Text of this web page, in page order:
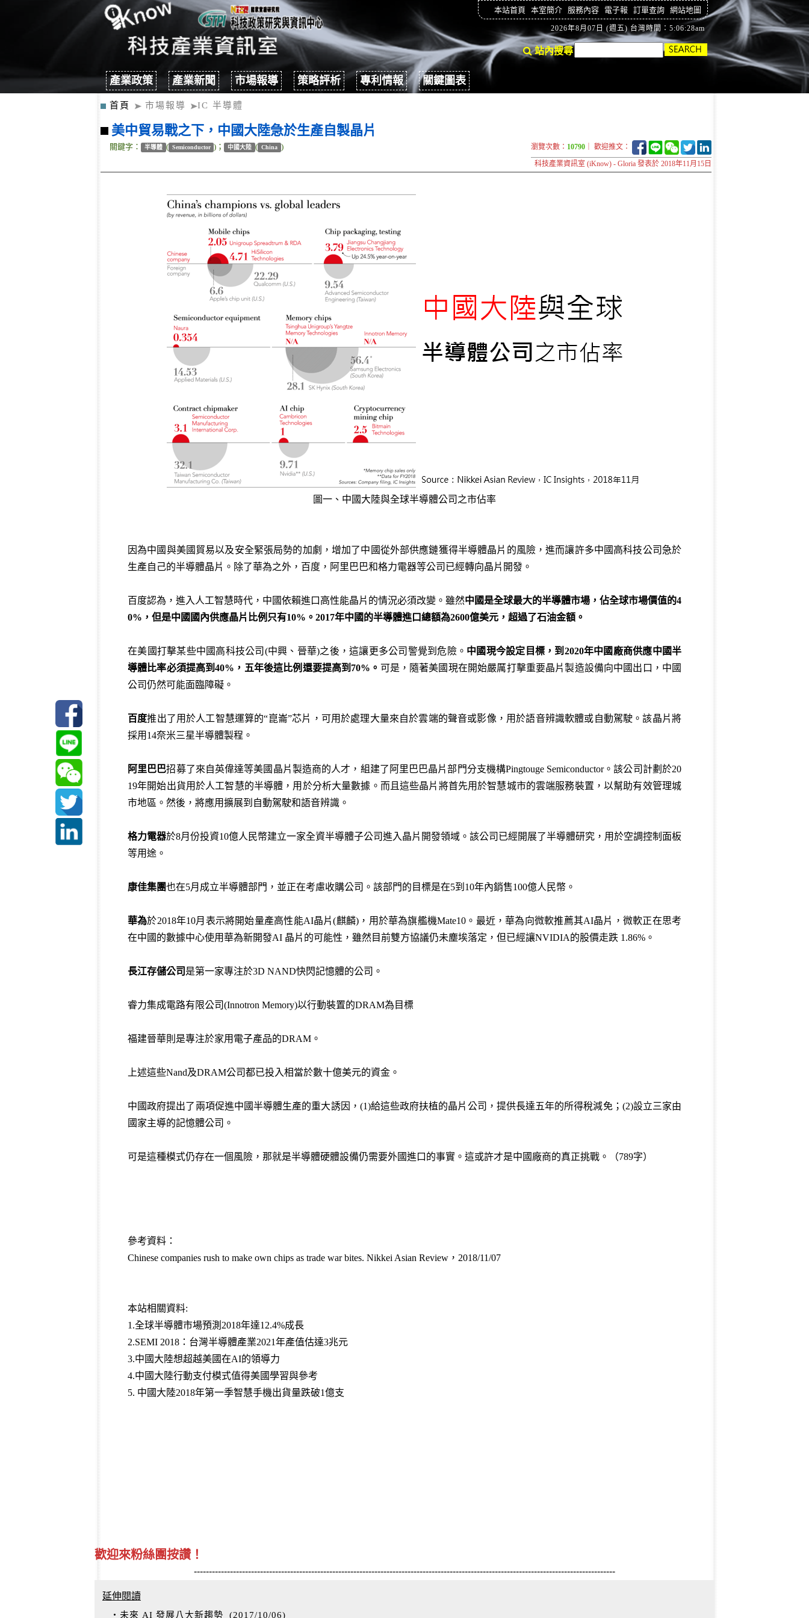
本站首頁 本室簡介 服務內容 電子報 訂單查詢 網站地圖
2026年8月07日 (週五) 台灣時間：5:06:29am
站內搜尋
產業政策 產業新聞 市場報導 策略評析 專利情報 關鍵圖表
首頁 市場報導 IC 半導體
美中貿易戰之下，中國大陸急於生產自製晶片
關鍵字： 半導體 ( Semiconductor )； 中國大陸 ( China ) 瀏覽次數： 10790 ｜ 歡迎推文：
科技產業資訊室 (iKnow) - Gloria 發表於 2018年11月15日
圖一、中國大陸與全球半導體公司之市佔率
因為中國與美國貿易以及安全緊張局勢的加劇，增加了中國從外部供應鏈獲得半導體晶片的風險，進而讓許多中國高科技公司急於
生產自己的半導體晶片。除了華為之外，百度，阿里巴巴和格力電器等公司已經轉向晶片開發。
百度認為，進入人工智慧時代，中國依賴進口高性能晶片的情況必須改變。雖然中國是全球最大的半導體市場，佔全球市場價值的4
0% ，但是中國國內供應晶片比例只有10% 。 2017年中國的半導體進口總額為2600億美元，超過了石油金額。
在美國打擊某些中國高科技公司(中興、晉華)之後，這讓更多公司警覺到危險。 中國現今設定目標，到 2020年中國廠商供應中國半
導體比率必須提高到40% ，五年後這比例還要提高到 70% 。 可是，隨著美國現在開始嚴厲打擊重要晶片製造設備向中國出口，中國
公司仍然可能面臨障礙。
百度推出了用於人工智慧運算的“崑崙”芯片，可用於處理大量來自於雲端的聲音或影像，用於語音辨識軟體或自動駕駛。該晶片將
採用14奈米三星半導體製程。
阿里巴巴招募了來自英偉達等美國晶片製造商的人才，組建了阿里巴巴晶片部門分支機構Pingtouge Semiconductor。該公司計劃於20
19年開始出貨用於人工智慧的半導體，用於分析大量數據。而且這些晶片將首先用於智慧城市的雲端服務裝置，以幫助有效管理城
市地區。然後，將應用擴展到自動駕駛和語音辨識。
格力電器於8月份投資10億人民幣建立一家全資半導體子公司進入晶片開發領域。該公司已經開展了半導體研究，用於空調控制面板
等用途。
康佳集團也在5月成立半導體部門，並正在考慮收購公司。該部門的目標是在5到10年內銷售100億人民幣。
華為於2018年10月表示將開始量產高性能AI晶片(麒麟)，用於華為旗艦機Mate10。最近，華為向微軟推薦其AI晶片，微軟正在思考
在中國的數據中心使用華為新開發AI 晶片的可能性，雖然目前雙方協議仍未塵埃落定，但已經讓NVIDIA的股價走跌 1.86%。
長江存儲公司 是第一家專注於3D NAND快閃記憶體的公司。
睿力集成電路有限公司(Innotron Memory)以行動裝置的DRAM為目標
福建晉華則是專注於家用電子產品的DRAM。
上述這些Nand及DRAM公司都已投入相當於數十億美元的資金。
中國政府提出了兩項促進中國半導體生產的重大誘因，(1)給這些政府扶植的晶片公司，提供長達五年的所得稅減免；(2)設立三家由
國家主導的記憶體公司。
可是這種模式仍存在一個風險，那就是半導體硬體設備仍需要外國進口的事實。這或許才是中國廠商的真正挑戰。（789字）
參考資料：
Chinese companies rush to make own chips as trade war bites. Nikkei Asian Review，2018/11/07
本站相關資料:
1.全球半導體市場預測2018年達12.4%成長
2.SEMI 2018：台灣半導體產業2021年產值估達3兆元
3.中國大陸想超越美國在AI的領導力
4.中國大陸行動支付模式值得美國學習與參考
5. 中國大陸2018年第一季智慧手機出貨量跌破1億支
歡迎來粉絲團按讚！
--------------------------------------------------------------------------------------------------------------------------------------------
延伸閱讀
‧未來 AI 發展八大新趨勢 (2017/10/06)